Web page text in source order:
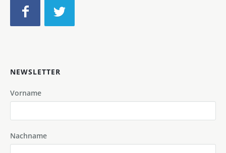
NEWSLETTER
Vorname
Nachname